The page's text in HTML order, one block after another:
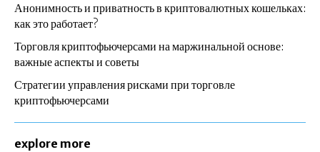
Анонимность и приватность в криптовалютных кошельках:
как это работает?
Торговля криптофьючерсами на маржинальной основе:
важные аспекты и советы
Стратегии управления рисками при торговле
криптофьючерсами
explore more